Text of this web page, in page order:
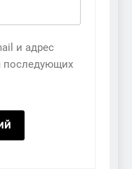
и адрес
последующих